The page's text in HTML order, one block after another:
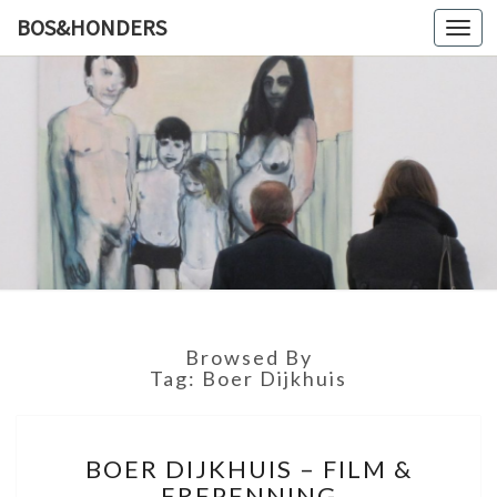
BOS&HONDERS
Kunstlog
Browsed By
Tag: Boer Dijkhuis
O
BOER DIJKHUIS – FILM &